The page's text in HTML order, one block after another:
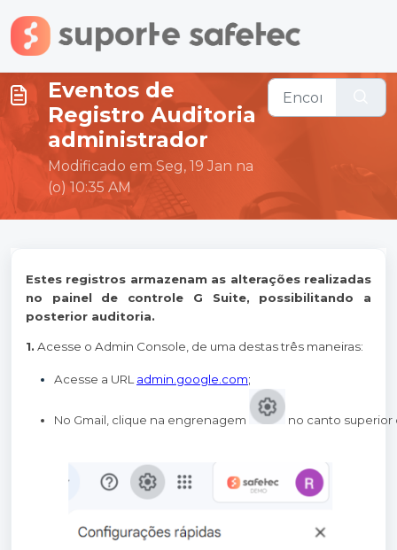
Ir para o conteúdo principal
Eventos de
Registro Auditoria
administrador
Modificado em Seg, 19 Jan na
(o) 10:35 AM
Estes registros armazenam as alterações realizadas
no painel de controle G Suite, possibilitando a
posterior auditoria.
1. Acesse o Admin Console, de uma destas três maneiras:
Acesse a URL admin.google.com;
No Gmail, clique na engrenagem no canto superior